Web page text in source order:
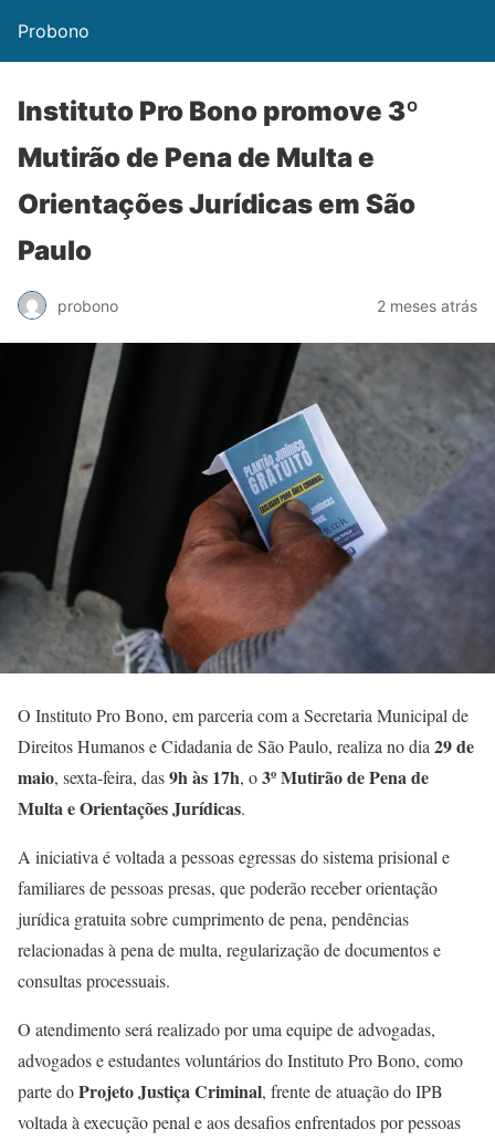
Probono
Instituto Pro Bono promove 3º
Mutirão de Pena de Multa e
Orientações Jurídicas em São
Paulo
probono 2 meses atrás
O Instituto Pro Bono, em parceria com a Secretaria Municipal de
Direitos Humanos e Cidadania de São Paulo, realiza no dia 29 de
maio, sexta-feira, das9h às 17h, o3º Mutirão de Pena de
Multa e Orientações Jurídicas.
A iniciativa é voltada a pessoas egressas do sistema prisional e
familiares de pessoas presas, que poderão receber orientação
jurídica gratuita sobre cumprimento de pena, pendências
relacionadas à pena de multa, regularização de documentos e
consultas processuais.
O atendimento será realizado por uma equipe de advogadas,
advogados e estudantes voluntários do Instituto Pro Bono, como
parte doProjeto Justiça Criminal, frente de atuação do IPB
voltada à execução penal e aos desafios enfrentados por pessoas